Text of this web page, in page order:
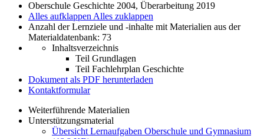
Oberschule Geschichte 2004, Überarbeitung 2019
Alles aufklappen Alles zuklappen
Anzahl der Lernziele und -inhalte mit Materialien aus der
Materialdatenbank: 73
Inhaltsverzeichnis
Teil Grundlagen
Teil Fachlehrplan Geschichte
Dokument als PDF herunterladen
Kontaktformular
Weiterführende Materialien
Unterstützungsmaterial
Übersicht Lernaufgaben Oberschule und Gymnasium